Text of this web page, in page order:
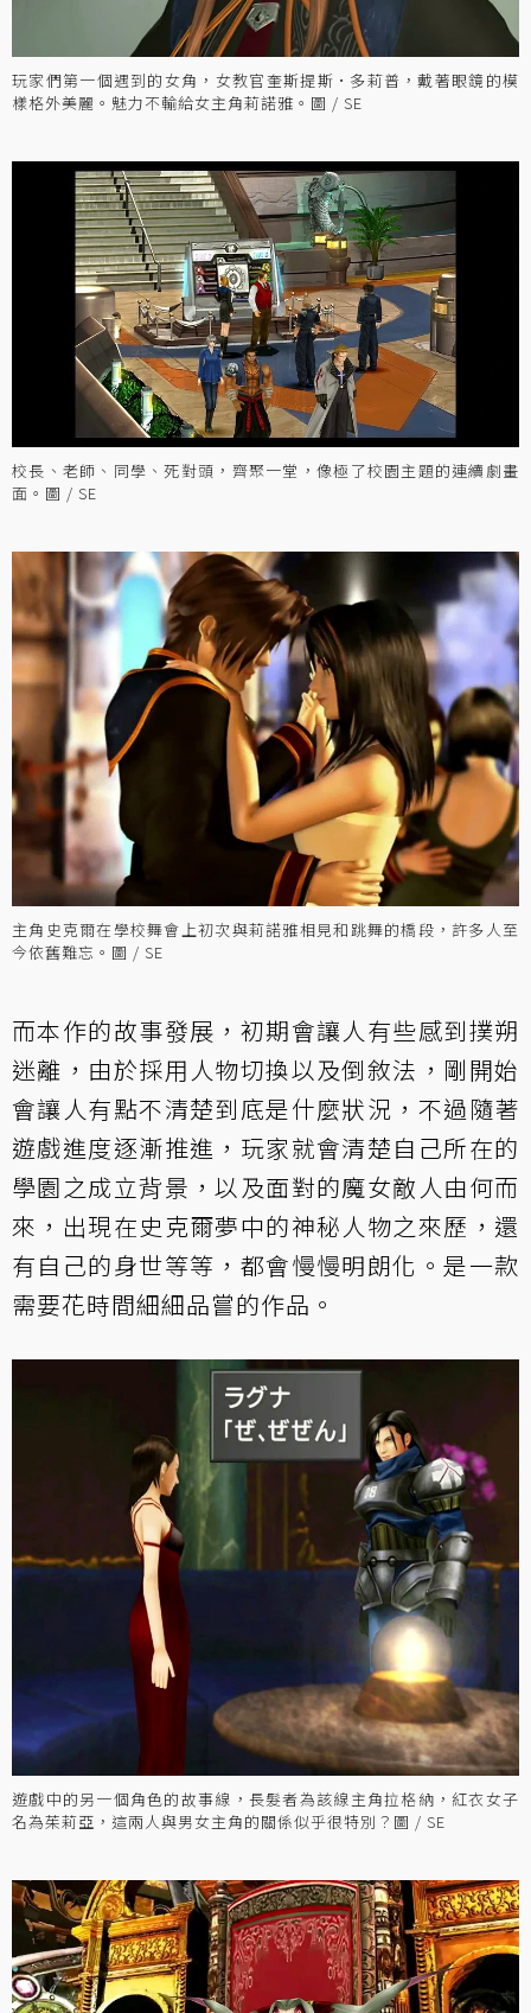
玩家們第一個遇到的女角，女教官奎斯提斯·多莉普，戴著眼鏡的模
樣格外美麗。魅力不輸給女主角莉諾雅。圖 / SE
校長、老師、同學、死對頭，齊聚一堂，像極了校園主題的連續劇畫
面。圖 / SE
主角史克爾在學校舞會上初次與莉諾雅相見和跳舞的橋段，許多人至
今依舊難忘。圖 / SE
而本作的故事發展，初期會讓人有些感到撲朔
迷離，由於採用人物切換以及倒敘法，剛開始
會讓人有點不清楚到底是什麼狀況，不過隨著
遊戲進度逐漸推進，玩家就會清楚自己所在的
學園之成立背景，以及面對的魔女敵人由何而
來，出現在史克爾夢中的神秘人物之來歷，還
有自己的身世等等，都會慢慢明朗化。是一款
需要花時間細細品嘗的作品。
遊戲中的另一個角色的故事線，長髮者為該線主角拉格納，紅衣女子
名為茱莉亞，這兩人與男女主角的關係似乎很特別？圖 / SE